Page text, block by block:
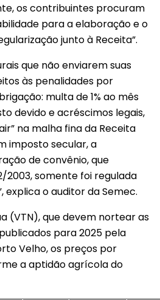
os contribuintes procuram
para a elaboração e o
junto à Receita”.
que não enviarem suas
às penalidades por
multa de 1% ao mês
devido e acréscimos legais,
na malha fina da Receita
imposto secular, a
de convênio, que
2003, somente foi regulada
explica o auditor da Semec.
(VTN), que devem nortear as
para 2025 pela
Velho, os preços por
a aptidão agrícola do